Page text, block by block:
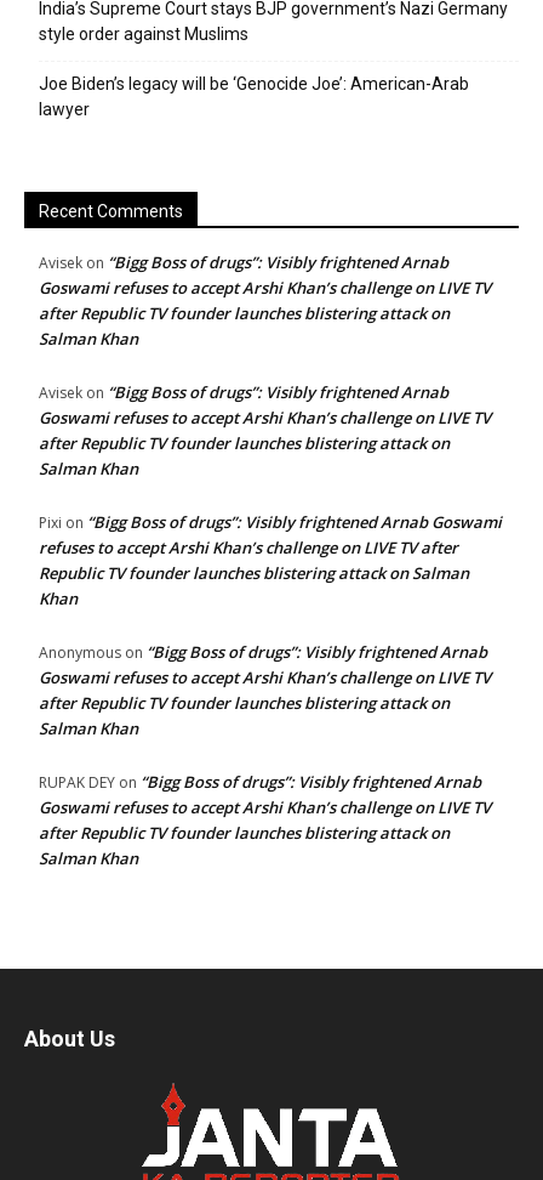
India’s Supreme Court stays BJP government’s Nazi Germany
style order against Muslims
Joe Biden’s legacy will be ‘Genocide Joe’: American-Arab
lawyer
Recent Comments
Avisek on “Bigg Boss of drugs”: Visibly frightened Arnab
Goswami refuses to accept Arshi Khan’s challenge on LIVE TV
after Republic TV founder launches blistering attack on
Salman Khan
Avisek on “Bigg Boss of drugs”: Visibly frightened Arnab
Goswami refuses to accept Arshi Khan’s challenge on LIVE TV
after Republic TV founder launches blistering attack on
Salman Khan
Pixi on “Bigg Boss of drugs”: Visibly frightened Arnab Goswami
refuses to accept Arshi Khan’s challenge on LIVE TV after
Republic TV founder launches blistering attack on Salman
Khan
Anonymous on “Bigg Boss of drugs”: Visibly frightened Arnab
Goswami refuses to accept Arshi Khan’s challenge on LIVE TV
after Republic TV founder launches blistering attack on
Salman Khan
RUPAK DEY on “Bigg Boss of drugs”: Visibly frightened Arnab
Goswami refuses to accept Arshi Khan’s challenge on LIVE TV
after Republic TV founder launches blistering attack on
Salman Khan
About Us